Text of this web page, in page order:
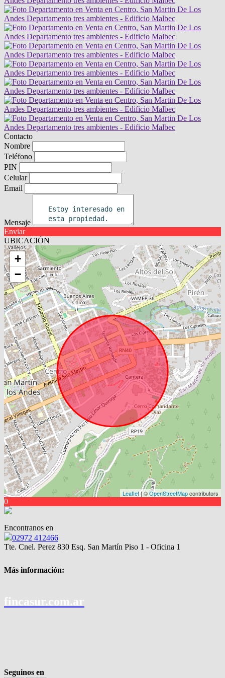
Contacto
Nombre
Teléfono
PIN
Celular
Email
Mensaje
Enviar
UBICACIÓN
+
−
Leaflet| ©OpenStreetMapcontributors
0
Encontranos en
02972 412466
Tte. Cnel. Perez 830 Esq. San Martín Piso 1 - Oficina 1
Más información:
fincasur.com.ar
Seguinos en